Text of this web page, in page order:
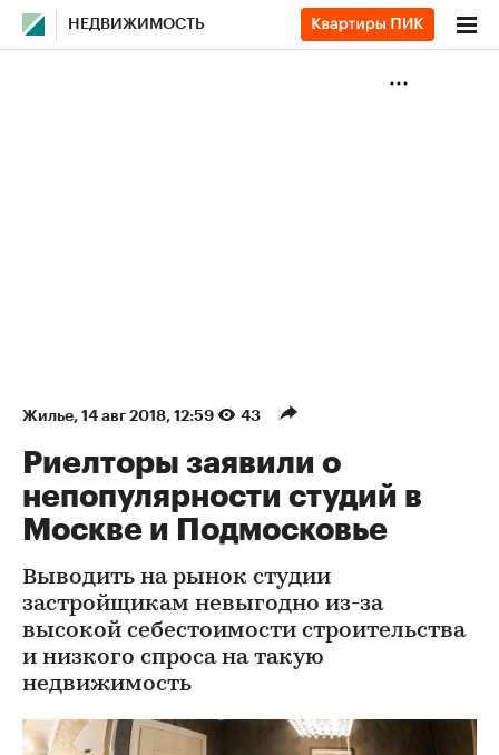
НЕДВИЖИМОСТЬ
Жилье⁠, 14 авг 2018, 12:59 43
Риелторы заявили о
непопулярности студий в
Москве и Подмосковье
Выводить на рынок студии
застройщикам невыгодно из-за
высокой себестоимости строительства
и низкого спроса на такую
недвижимость